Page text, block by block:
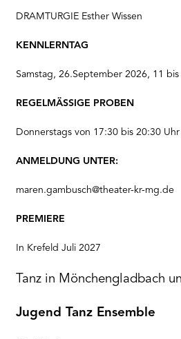
DRAMTURGIE Esther Wissen
KENNLERNTAG
Samstag, 26.September 2026, 11
REGELMÄSSIGE PROBEN
Donnerstags von 17:30 bis 20:30
ANMELDUNG UNTER:
maren.gambusch@theater-kr-mg.de
PREMIERE
In Krefeld Juli 2027
Tanz in Mönchengladbach
Jugend Tanz Ensemble